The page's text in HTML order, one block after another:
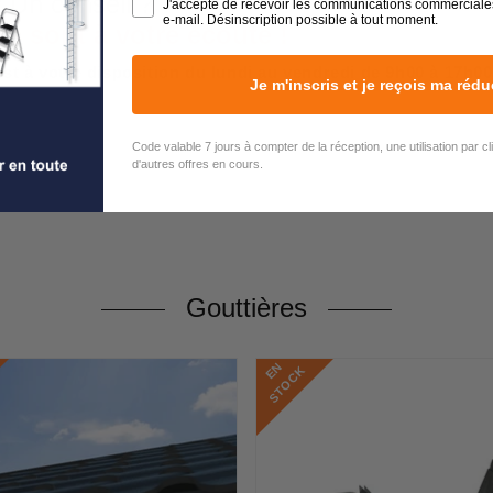
sont à votre écoute !
à votre disposition du lundi au vendredi de 9h00 à 17h00
Gouttières
E
N
S
T
O
C
K
J'accepte de recevoir les communications
e-mail. Désinscription possible à tout moment.
Je m'inscris et je reçois ma
Code valable 7 jours à compter de la réception, une utilisation par
d'autres offres en cours.